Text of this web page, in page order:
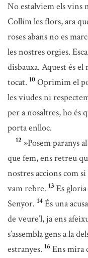
No estalviem els vins
Collim les flors, ara
roses abans no es
les nostres orgies.
disbauxa. Aquest és
tocat. 10 Oprimim el
les viudes ni
per a nosaltres, ho és
porta enlloc.
12 »Posem paranys
que fem, ens retreu
nostres accions com
vam rebre. 13 Es
Senyor. 14 És una
de veure’l, ja ens
s’assembla gens a la
estranyes. 16 Ens mira